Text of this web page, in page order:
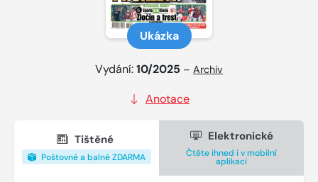
Ukázka
Vydání:10/2025 – Archiv
Anotace
Tištěné
Poštovné a balné ZDARMA
Elektronické
Čtěte ihned i v mobilní
aplikaci